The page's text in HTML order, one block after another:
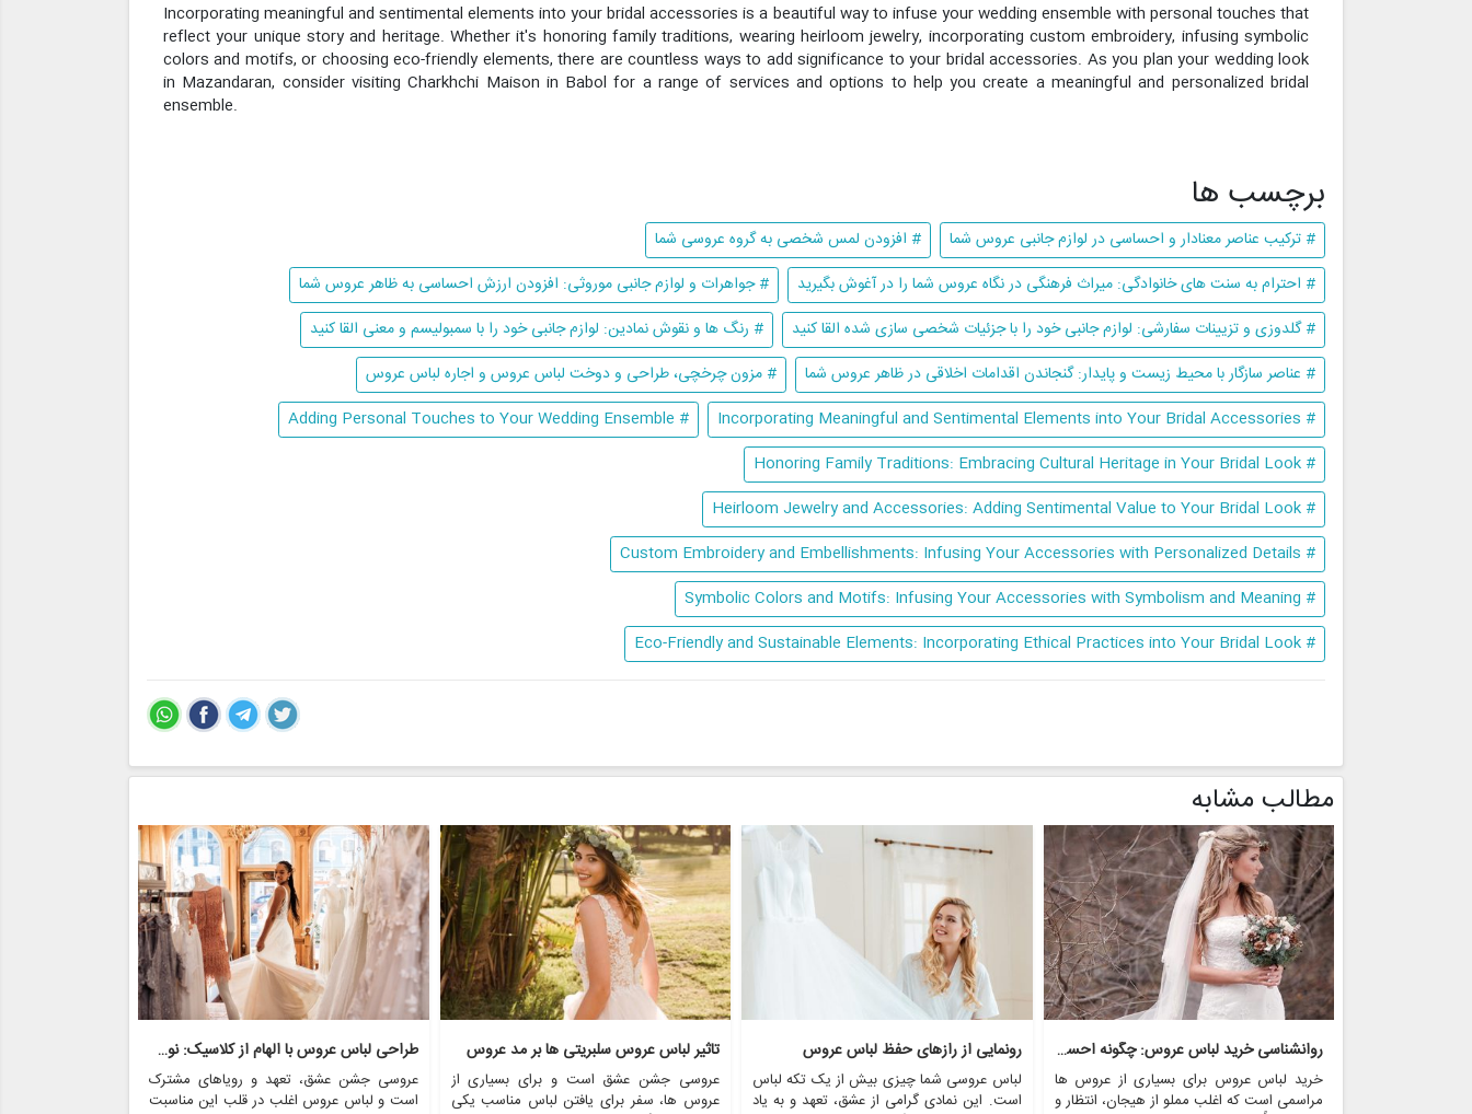
Incorporating meaningful and sentimental elements into your bridal accessories is a beautiful way to infuse your wedding ensemble with personal touches that
reflect your unique story and heritage. Whether it's honoring family traditions, wearing heirloom jewelry, incorporating custom embroidery, infusing symbolic
colors and motifs, or choosing eco-friendly elements, there are countless ways to add significance to your bridal accessories. As you plan your wedding look
in Mazandaran, consider visiting Charkhchi Maison in Babol for a range of services and options to help you create a meaningful and personalized bridal
ensemble.
برچسب ها
# ترکیب عناصر معنادار و احساسی در لوازم جانبی عروس شما
# افزودن لمس شخصی به گروه عروسی شما
# احترام به سنت های خانوادگی: میراث فرهنگی در نگاه عروس شما را در آغوش بگیرید
# جواهرات و لوازم جانبی موروثی: افزودن ارزش احساسی به ظاهر عروس شما
# گلدوزی و تزیینات سفارشی: لوازم جانبی خود را با جزئیات شخصی سازی شده القا کنید
# رنگ ها و نقوش نمادین: لوازم جانبی خود را با سمبولیسم و معنی القا کنید
# عناصر سازگار با محیط زیست و پایدار: گنجاندن اقدامات اخلاقی در ظاهر عروس شما
# مزون چرخچی، طراحی و دوخت لباس عروس و اجاره لباس عروس
# Incorporating Meaningful and Sentimental Elements into Your Bridal Accessories
# Adding Personal Touches to Your Wedding Ensemble
# Honoring Family Traditions: Embracing Cultural Heritage in Your Bridal Look
# Heirloom Jewelry and Accessories: Adding Sentimental Value to Your Bridal Look
# Custom Embroidery and Embellishments: Infusing Your Accessories with Personalized Details
# Symbolic Colors and Motifs: Infusing Your Accessories with Symbolism and Meaning
# Eco-Friendly and Sustainable Elements: Incorporating Ethical Practices into Your Bridal Look
مطالب مشابه
روانشناسی خرید لباس عروس: چگونه احساسات بر تصمیم گیری تأثیر می گذارد
خرید لباس عروس برای بسیاری از عروس ها
مراسمی است که اغلب مملو از هیجان، انتظار و
رونمایی از رازهای حفظ لباس عروس
لباس عروسی شما چیزی بیش از یک تکه لباس
است. این نمادی گرامی از عشق، تعهد و به یاد
تاثیر لباس عروس سلبریتی ها بر مد عروس
عروسی جشن عشق است و برای بسیاری از
عروس ها، سفر برای یافتن لباس مناسب یکی
طراحی لباس عروس با الهام از کلاسیک: نوستالژی با مدرنیته روبرو می شود
عروسی جشن عشق، تعهد و رویاهای مشترک
است و لباس عروس اغلب در قلب این مناسبت